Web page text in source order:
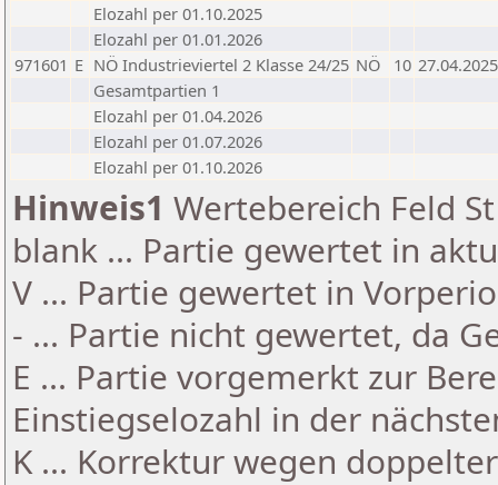
Elozahl per 01.10.2025
Elozahl per 01.01.2026
971601 E NÖ Industrieviertel 2 Klasse 24/25 NÖ 10 27.04.2025
Gesamtpartien 1
Elozahl per 01.04.2026
Elozahl per 01.07.2026
Elozahl per 01.10.2026
Hinweis1 Wertebereich Feld
blank ... Partie gewertet in
V ... Partie gewertet in
- ... Partie nicht gewertet, da
E ... Partie vorgemerkt zur
Einstiegselozahl in der
K ... Korrektur wegen